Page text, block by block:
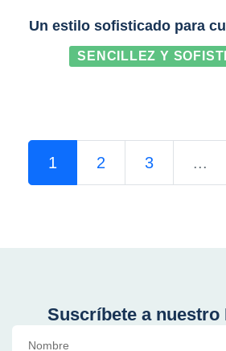
Un estilo sofisticado para
SENCILLEZ Y
1 2 3 ...
Suscríbete a nuestro